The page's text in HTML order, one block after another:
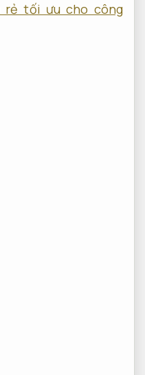
rẻ tối ưu cho công